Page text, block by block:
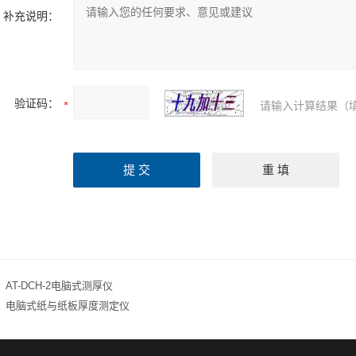
补充说明：
验证码： 请输入计算结果（
AT-DCH-2电脑式测厚仪
电脑式纸与纸板厚度测定仪